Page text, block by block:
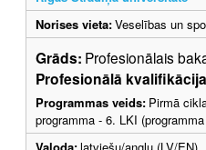
Norises vieta:Veselības un
Grāds: Profesionālais
Profesionālā
Programmas veids: Pirmā
programma - 6. LKI